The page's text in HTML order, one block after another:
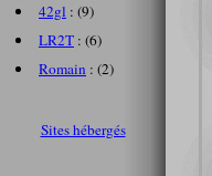
42gl : (9)
LR2T : (6)
Romain : (2)
Sites hébergés